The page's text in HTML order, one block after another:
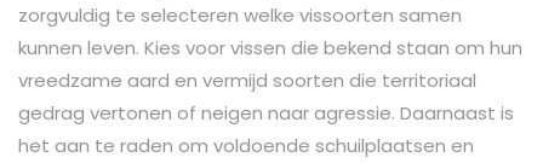
zorgvuldig te selecteren welke vissoorten samen
kunnen leven. Kies voor vissen die bekend staan om hun
vreedzame aard en vermijd soorten die territoriaal
gedrag vertonen of neigen naar agressie. Daarnaast is
het aan te raden om voldoende schuilplaatsen en